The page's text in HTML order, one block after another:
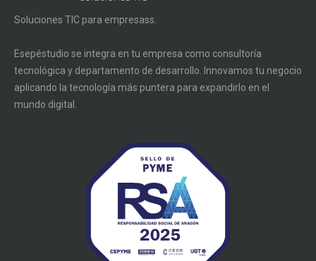
Soluciones TIC para empresass.
Esepéstudio se integra en tu empresa como consultoría
tecnológica y departamento de desarrollo. Innovamos tu negocio
aplicando la tecnología más puntera para expandirlo en el
mundo digital.